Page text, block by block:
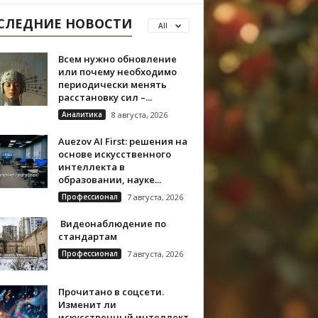
НОВОСТИ All
Всем нужно обновление
или почему необходимо
периодически менять
расстановку сил –...
Аналитика 8 августа, 2026
Auezov AI First: решения на
основе искусственного
интеллекта в
образовании, науке...
Профессионал 7 августа, 2026
Видеонаблюдение по
стандартам
Профессионал 7 августа, 2026
Прочитано в соцсети.
Изменит ли